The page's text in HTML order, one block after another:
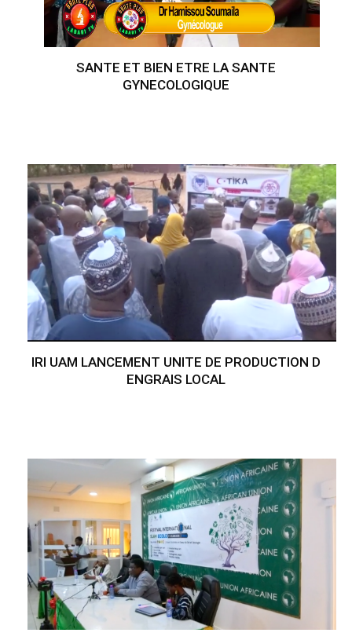
SANTE ET BIEN ETRE LA SANTE
GYNECOLOGIQUE
IRI UAM LANCEMENT UNITE DE PRODUCTION D
ENGRAIS LOCAL